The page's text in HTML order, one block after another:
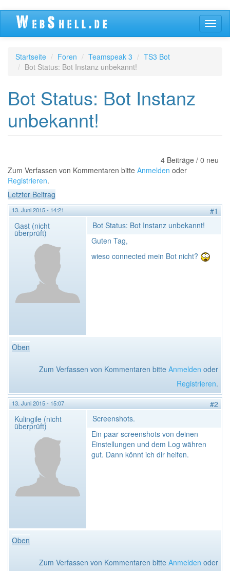
Direkt
Inhalt
Startseite Foren Teamspeak 3
TS3 Bot
Bot Status: Bot Instanz unbekannt!
Bot Status: Bot Instanz
unbekannt!
4 Beiträge / 0 neu
Zum Verfassen von Kommentaren bitte Anmelden oder
Registrieren.
Letzter Beitrag
13. Juni 2015 - 14:21
#1
Gast (nicht
überprüft)
Bot Status: Bot Instanz unbekannt!
Guten Tag,
wieso connected mein Bot nicht?
Oben
Zum Verfassen von Kommentaren bitte Anmelden oder
Registrieren.
13. Juni 2015 - 15:07
#2
Kulingile (nicht
überprüft)
Screenshots.
Ein paar screenshots von deinen
Einstellungen und dem Log währen
gut. Dann könnt ich dir helfen.
Oben
Zum Verfassen von Kommentaren bitte Anmelden oder